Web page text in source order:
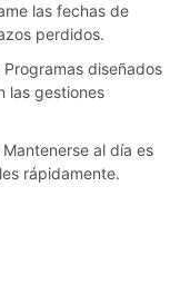
las fechas de
perdidos.
Programas diseñados
las gestiones
Mantenerse al día es
rápidamente.